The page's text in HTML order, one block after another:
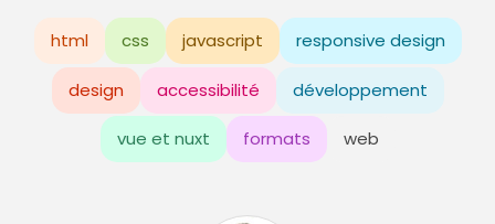
html css javascript responsive design
design accessibilité développement
vue et nuxt formats web